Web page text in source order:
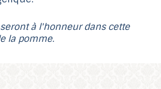
à l'honneur dans cette
la pomme.